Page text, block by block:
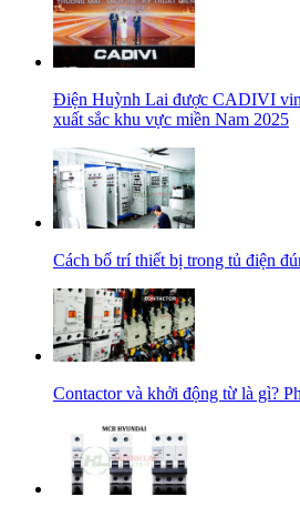
Điện Huỳnh Lai được CADIVI
xuất sắc khu vực miền Nam 2025
Cách bố trí thiết bị trong tủ điện
Contactor và khởi động từ là gì?